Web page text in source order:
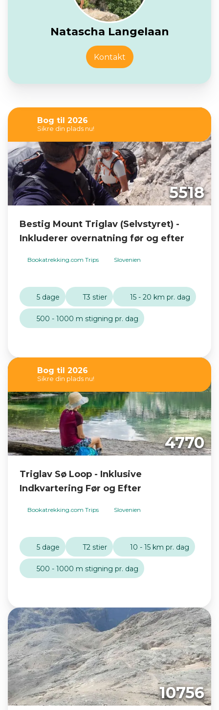
Natascha Langelaan
Kontakt
Bog til 2026
Sikre din plads nu!
5518
Bestig Mount Triglav (Selvstyret) -
Inkluderer overnatning før og efter
Bookatrekking.com Trips Slovenien
5 dage T3 stier 15 - 20 km pr. dag
500 - 1000 m stigning pr. dag
Bog til 2026
Sikre din plads nu!
4770
Triglav Sø Loop - Inklusive
Indkvartering Før og Efter
Bookatrekking.com Trips Slovenien
5 dage T2 stier 10 - 15 km pr. dag
500 - 1000 m stigning pr. dag
10756